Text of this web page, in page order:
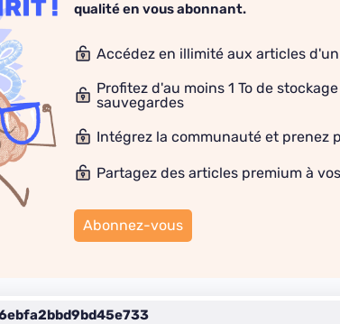
qualité en vous abonnant.
Accédez en illimité aux articles
Profitez d'au moins 1 To de
sauvegardes
Intégrez la communauté et prenez
Partagez des articles premium à
Abonnez-vous